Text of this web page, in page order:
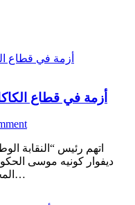
أزمة في قطاع
اتهم رئيس “النقابة
ديفوار كونيه موسى
المحصول، محذرا من تداعيات خطرة على…